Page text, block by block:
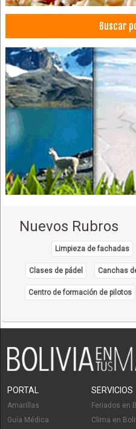
Ambulancias
Auxilio Médico
Emergencias
Psicólogos
Psicoterapia
Psicologia Familiar
Médicos Psiquiatras
Educación Superior
Licenciaturas
Técnico Superior
Universidades
Universidades privadas
Helados Artesanales de Yogurt
Polígrafos
Detector de Mentiras
Seguridad Informática
Pruebas de Polígrafos
Gabinete de psicología
Buscar
Nuevos Rubros
Limpieza de fachadas
Clases de pádel Canchas
Centro de formación de pilotos
PORTAL
Amarillas
Guía Médica
SERVICIOS
Feriados en
Clima en